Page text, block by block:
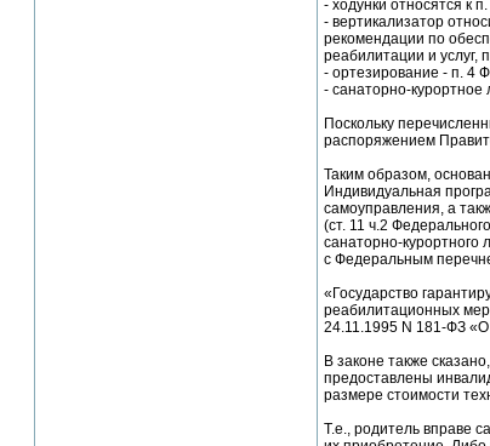
- ходунки относятся к
- вертикализатор
рекомендации по
реабилитации и услуг,
- ортезирование - п. 4
- санаторно-
Поскольку
распоряжением
Таким образом,
Индивидуальная
самоуправления, а
(ст. 11 ч.2
санаторно-курортного
с Федеральным
«Государство
реабилитационных
24.11.1995 N 181-ФЗ
В законе также
предоставлены
размере стоимости
Т.е., родитель вправе